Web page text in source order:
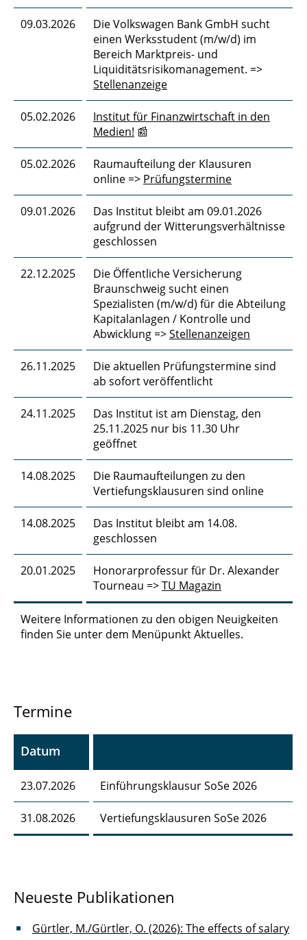
Weitere Informationen zu den obigen Neuigkeiten
finden Sie unter dem Menüpunkt Aktuelles.
09.03.2026
Die Volkswagen Bank GmbH sucht
einen Werksstudent (m/w/d) im
Bereich Marktpreis- und
Liquiditätsrisikomanagement. =>
Stellenanzeige
05.02.2026
Institut für Finanzwirtschaft in den
Medien! 📰
05.02.2026
Raumaufteilung der Klausuren
online => Prüfungstermine
09.01.2026
Das Institut bleibt am 09.01.2026
aufgrund der Witterungsverhältnisse
geschlossen
22.12.2025
Die Öffentliche Versicherung
Braunschweig sucht einen
Spezialisten (m/w/d) für die Abteilung
Kapitalanlagen / Kontrolle und
Abwicklung =>Stellenanzeigen
26.11.2025
Die aktuellen Prüfungstermine sind
ab sofort veröffentlicht
24.11.2025
Das Institut ist am Dienstag, den
25.11.2025 nur bis 11.30 Uhr
geöffnet
14.08.2025
Die Raumaufteilungen zu den
Vertiefungsklausuren sind online
14.08.2025
Das Institut bleibt am 14.08.
geschlossen
20.01.2025
Honorarprofessur für Dr. Alexander
Tourneau =>TU Magazin
Termine
Datum
23.07.2026 Einführungsklausur SoSe 2026
31.08.2026 Vertiefungsklausuren SoSe 2026
Neueste Publikationen
Gürtler, M./Gürtler, O. (2026): The effects of salary